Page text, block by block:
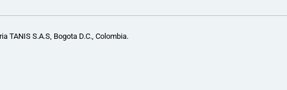
TANIS S.A.S, Bogota D.C., Colombia.